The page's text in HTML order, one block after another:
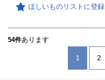
ほしいものリストに登録
54件あります
1 2